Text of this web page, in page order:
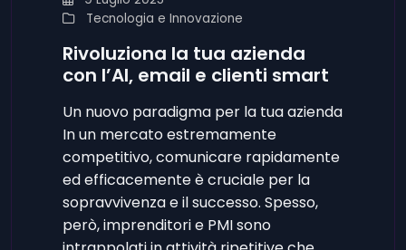
Tecnologia e Innovazione
Rivoluziona la tua azienda
con l’AI, email e clienti smart
Un nuovo paradigma per la tua azienda
In un mercato estremamente
competitivo, comunicare rapidamente
ed efficacemente è cruciale per la
sopravvivenza e il successo. Spesso,
però, imprenditori e PMI sono